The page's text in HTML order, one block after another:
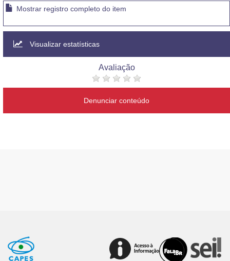
Mostrar registro completo do item
Visualizar estatísticas
Avaliação
Denunciar conteúdo